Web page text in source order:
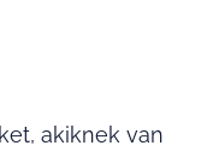
akiknek van